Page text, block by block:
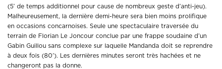
(5’ de temps additionnel pour cause de nombreux geste d’anti-jeu).
Malheureusement, la dernière demi-heure sera bien moins prolifique
en occasions concarnoises. Seule une spectaculaire traversée du
terrain de Florian Le Joncour conclue par une frappe soudaine d’un
Gabin Guillou sans complexe sur laquelle Mandanda doit se reprendre
à deux fois (80’). Les dernières minutes seront très hachées et ne
changeront pas la donne.